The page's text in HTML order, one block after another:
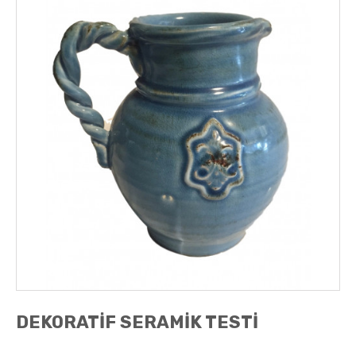
AYNALAR
AKSESUARLAR
DEKORATİF SERAMİK TESTİ